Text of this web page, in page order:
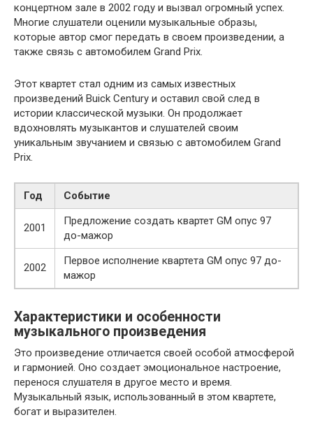
концертном зале в 2002 году и вызвал огромный успех.
Многие слушатели оценили музыкальные образы,
которые автор смог передать в своем произведении, а
также связь с автомобилем Grand Prix.
Этот квартет стал одним из самых известных
произведений Buick Century и оставил свой след в
истории классической музыки. Он продолжает
вдохновлять музыкантов и слушателей своим
уникальным звучанием и связью с автомобилем Grand
Prix.
Год Событие
2001
Предложение создать квартет GM опус 97
до-мажор
2002
Первое исполнение квартета GM опус 97 до-
мажор
Характеристики и особенности
музыкального произведения
Это произведение отличается своей особой атмосферой
и гармонией. Оно создает эмоциональное настроение,
перенося слушателя в другое место и время.
Музыкальный язык, использованный в этом квартете,
богат и выразителен.